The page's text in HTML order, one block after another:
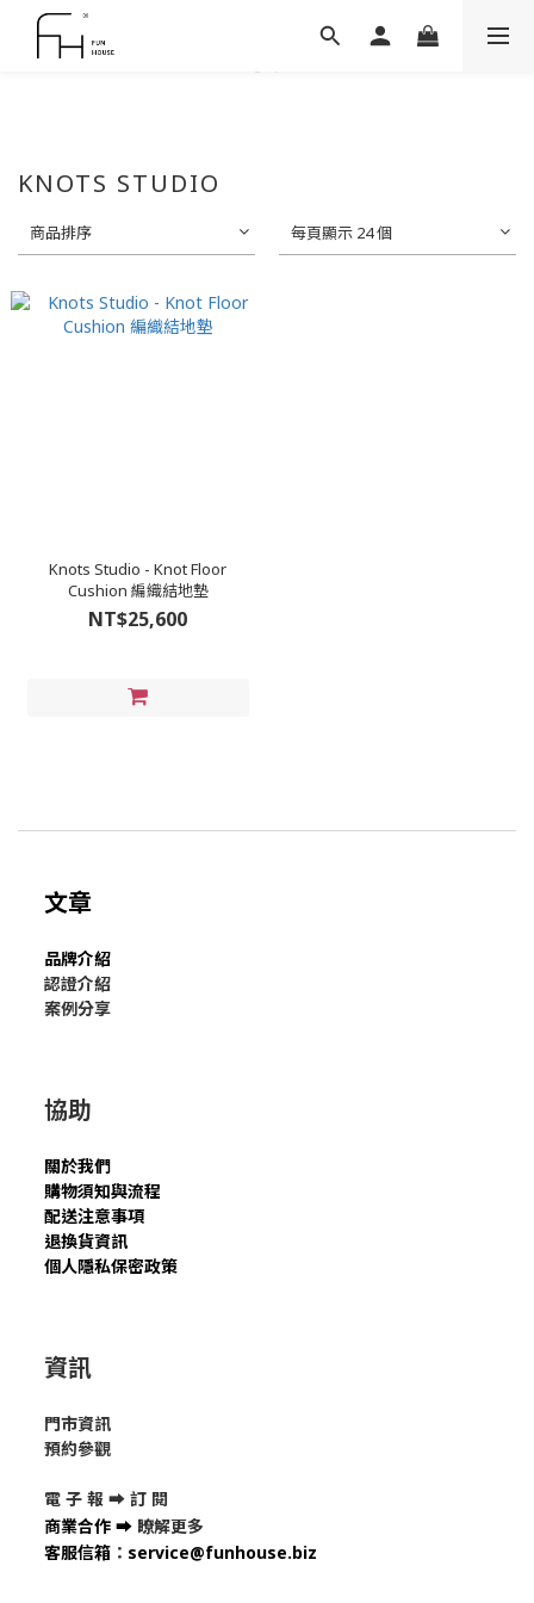
KNOTS STUDIO
商品排序 每頁顯示 24 個
Knots Studio - Knot Floor
Cushion 編織結地墊
NT$25,600
文章
品牌介紹
認證介紹
案例分享
協助
關於我們
購物須知與流程
配送注意事項
退換貨資訊
個人隱私保密政策
資訊
門市資訊
預約參觀
電 子 報 ➡ 訂 閱
商業合作 ➡ 瞭解更多
客服信箱 ： service@funhouse.biz